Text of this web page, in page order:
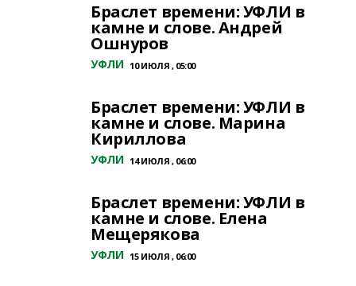
Браслет времени: УФЛИ в
камне и слове. Андрей
Ошнуров
УФЛИ 10 ИЮЛЯ , 05:00
Браслет времени: УФЛИ в
камне и слове. Марина
Кириллова
УФЛИ 14 ИЮЛЯ , 06:00
Браслет времени: УФЛИ в
камне и слове. Елена
Мещерякова
УФЛИ 15 ИЮЛЯ , 06:00